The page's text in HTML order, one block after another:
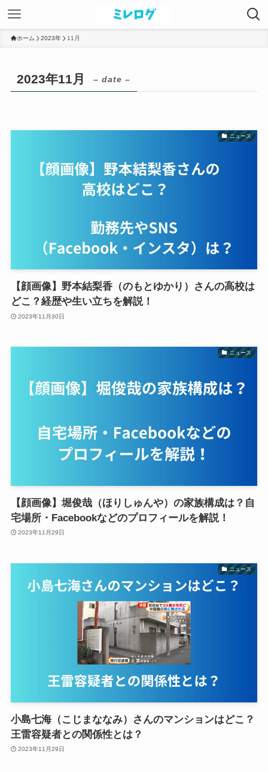
ホーム 2023年 11月
2023年11月 – date –
ニュース
【顔画像】野本結梨香（のもとゆかり）さんの高校は
どこ？経歴や生い立ちを解説！
2023年11月30日
ニュース
【顔画像】堀俊哉（ほりしゅんや）の家族構成は？自
宅場所・Facebookなどのプロフィールを解説！
2023年11月29日
ニュース
小島七海（こじまななみ）さんのマンションはどこ？
王雷容疑者との関係性とは？
2023年11月29日